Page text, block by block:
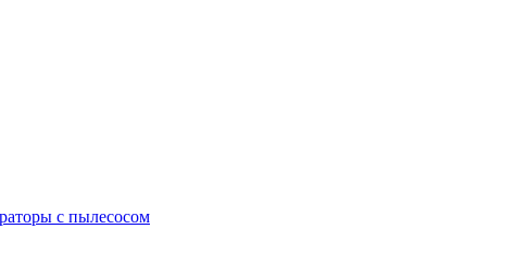
с пылесосом